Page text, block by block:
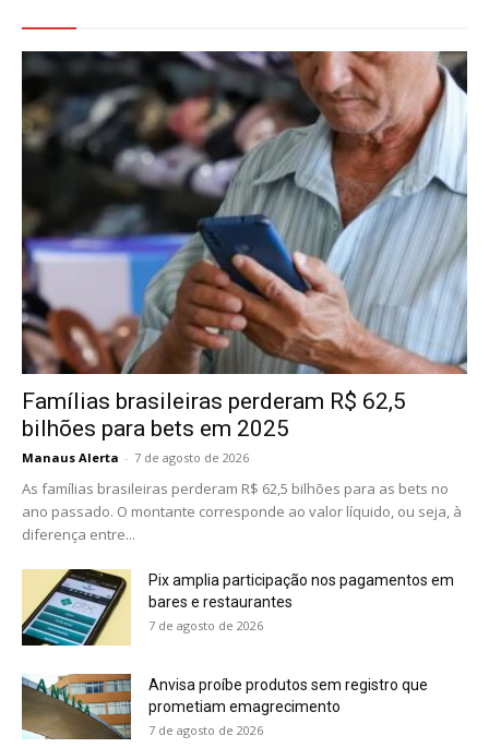
Famílias brasileiras perderam R$ 62,5
bilhões para bets em 2025
Manaus Alerta - 7 de agosto de 2026
As famílias brasileiras perderam R$ 62,5 bilhões para as bets no
ano passado. O montante corresponde ao valor líquido, ou seja, à
diferença entre...
Pix amplia participação nos pagamentos em
bares e restaurantes
7 de agosto de 2026
Anvisa proíbe produtos sem registro que
prometiam emagrecimento
7 de agosto de 2026